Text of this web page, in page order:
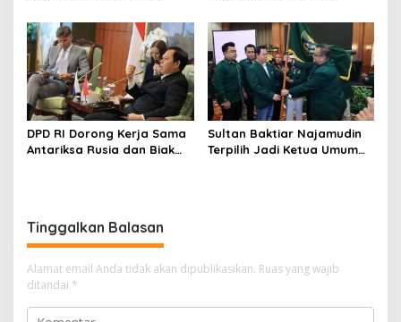
Niaga
Ramah Daerah Kepulauan
DPD RI Dorong Kerja Sama
Antariksa Rusia dan Biak
Sultan Baktiar Najamudin
Terpilih Jadi Ketua Umum
Tinggalkan Balasan
Alamat email Anda tidak akan dipublikasikan. Ruas yang wajib
ditandai *